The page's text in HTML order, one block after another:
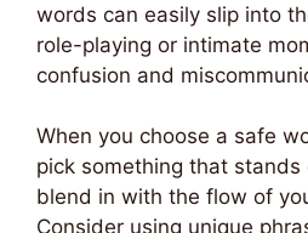
words can easily slip into
role-playing or intimate
confusion and
When you choose a safe
pick something that stands
blend in with the flow of
Consider using unique